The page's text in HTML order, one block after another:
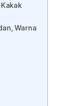
Warna